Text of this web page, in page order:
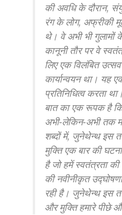
की अवधि के दौरान,
रंग के लोग, अफ्रीकी
थे। वे अभी भी गुलामों
कानूनी तौर पर वे
लिए एक विलंबित
कार्यान्वयन था। यह
प्रतिनिधित्व करता
बात का एक रूपक है
अभी-लेकिन-अभी तक
शब्दों में, जुनेथेन्थ इस
मुक्ति एक बार की
है जो हमें स्वतंत्रता
की नवीनीकृत
रही है। जुनेथेन्थ इस
और मुक्ति हमारे पीछे